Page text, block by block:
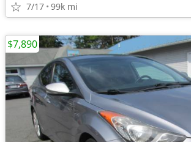
7/17 99k mi
$7,890